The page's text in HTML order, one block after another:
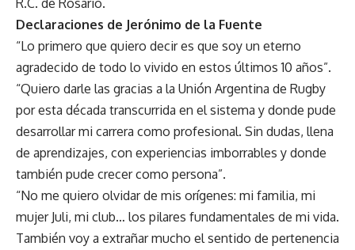
Declaraciones de Jerónimo de la Fuente
“Lo primero que quiero decir es que soy un eterno
agradecido de todo lo vivido en estos últimos 10 años”.
“Quiero darle las gracias a la Unión Argentina de Rugby
por esta década transcurrida en el sistema y donde pude
desarrollar mi carrera como profesional. Sin dudas, llena
de aprendizajes, con experiencias imborrables y donde
también pude crecer como persona”.
“No me quiero olvidar de mis orígenes: mi familia, mi
mujer Juli, mi club… los pilares fundamentales de mi vida.
También voy a extrañar mucho el sentido de pertenencia